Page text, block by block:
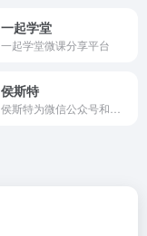
一起学堂
一起学堂微课分享平台
侯斯特